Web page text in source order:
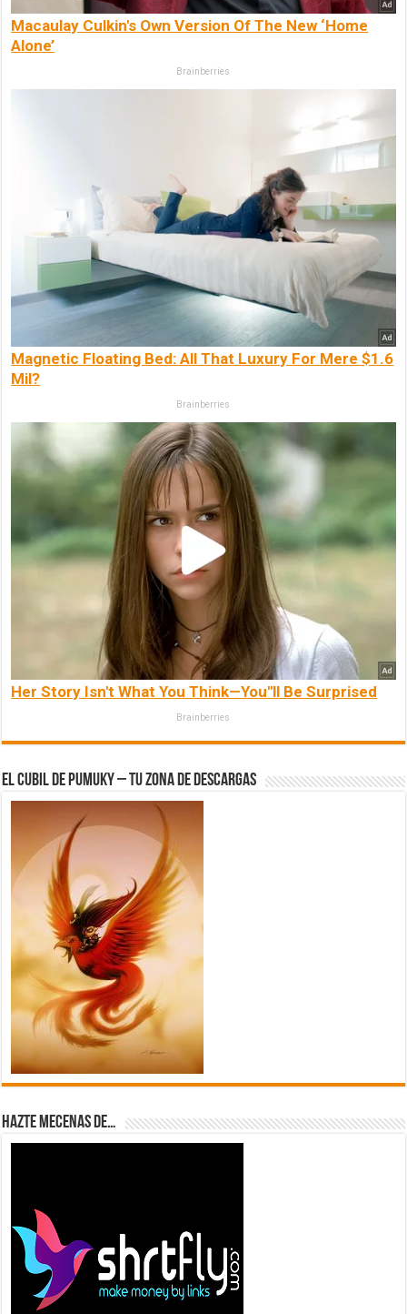
Macaulay Culkin's Own Version Of The New ‘Home
Alone’
Brainberries
Magnetic Floating Bed: All That Luxury For Mere $1.6
Mil?
Brainberries
Her Story Isn't What You Think—You''ll Be Surprised
Brainberries
El Cubil de Pumuky – Tu zona de Descargas
Hazte Mecenas de…